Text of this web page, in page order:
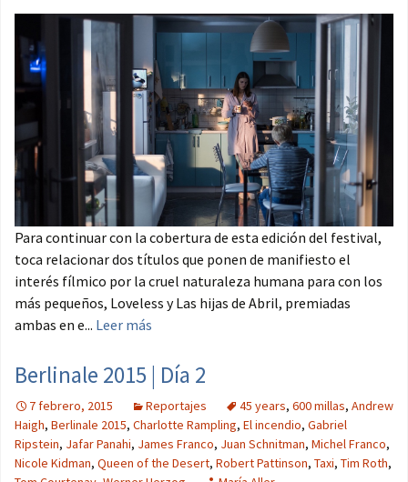
Para continuar con la cobertura de esta edición del festival,
toca relacionar dos títulos que ponen de manifiesto el
interés fílmico por la cruel naturaleza humana para con los
más pequeños, Loveless y Las hijas de Abril, premiadas
ambas en e... Leer más
Berlinale 2015 | Día 2
7 febrero, 2015 Reportajes 45 years, 600 millas, Andrew
Haigh, Berlinale 2015, Charlotte Rampling, El incendio, Gabriel
Ripstein, Jafar Panahi, James Franco, Juan Schnitman, Michel Franco,
Nicole Kidman, Queen of the Desert, Robert Pattinson, Taxi, Tim Roth,